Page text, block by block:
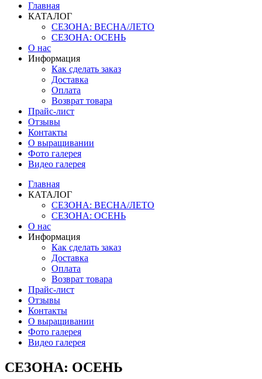
Главная
КАТАЛОГ
СЕЗОНА: ВЕСНА/ЛЕТО
СЕЗОНА: ОСЕНЬ
О нас
Информация
Как сделать заказ
Доставка
Оплата
Возврат товара
Прайс-лист
Отзывы
Контакты
О выращивании
Фото галерея
Видео галерея
Главная
КАТАЛОГ
СЕЗОНА: ВЕСНА/ЛЕТО
СЕЗОНА: ОСЕНЬ
О нас
Информация
Как сделать заказ
Доставка
Оплата
Возврат товара
Прайс-лист
Отзывы
Контакты
О выращивании
Фото галерея
Видео галерея
СЕЗОНА: ОСЕНЬ